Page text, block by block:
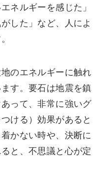
ネルギーを感じた」
した」など、人によ
のエネルギーに触れ
す。要石は地震を鎮
って、非常に強いグ
ける）効果があると
かない時や、決断に
と、不思議と心が定